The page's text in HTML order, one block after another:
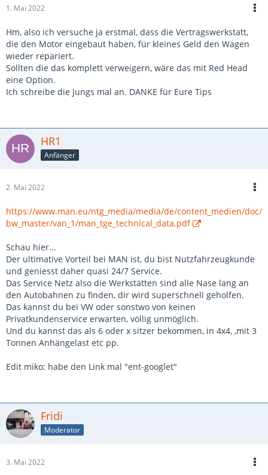
1. Mai 2022
Hm, also ich versuche ja erstmal, dass die Vertragswerkstatt,
die den Motor eingebaut haben, für kleines Geld den Wagen
wieder repariert.
Sollten die das komplett verweigern, wäre das mit Red Head
eine Option.
Ich schreibe die Jungs mal an. DANKE für Eure Tips
HR1
Anfänger
2. Mai 2022
https://www.man.eu/ntg_media/media/de/content_medien/doc/
bw_master/van_1/man_tge_technical_data.pdf
Schau hier...
Der ultimative Vorteil bei MAN ist, du bist Nutzfahrzeugkunde
und geniesst daher quasi 24/7 Service.
Das Service Netz also die Werkstätten sind alle Nase lang an
den Autobahnen zu finden, dir wird superschnell geholfen.
Das kannst du bei VW oder sonstwo von keinen
Privatkundenservice erwarten, völlig unmöglich.
Und du kannst das als 6 oder x sitzer bekommen, in 4x4, ,mit 3
Tonnen Anhängelast etc pp.
Edit miko: habe den Link mal "ent-googlet"
Fridi
Moderator
3. Mai 2022